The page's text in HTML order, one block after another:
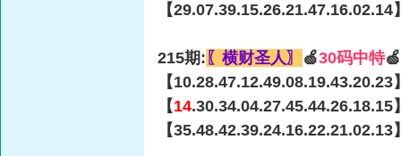
【29.07.39.15.26.21.47.16.02.14
215期: 〖横财圣人〗 🍏30码中特
【10.28.47.12.49.08.19.43.20.23
【14.30.34.04.27.45.44.26.18.15
【35.48.42.39.24.16.22.21.02.13